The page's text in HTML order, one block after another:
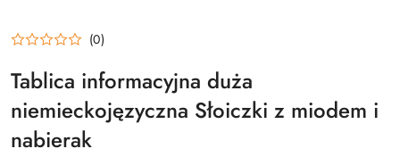
(0)
Tablica informacyjna duża
niemieckojęzyczna Słoiczki z miodem i
nabierak